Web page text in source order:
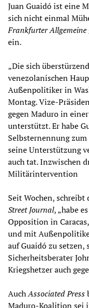
Juan Guaidó ist eine
sich nicht einmal
Frankfurter Allgemeine
ein.
„Die sich
venezolanischen
Außenpolitiker in
Montag. Vize-
gegen Maduro in
unterstützt. Er habe
Selbsternennung
seine Unterstützung
auch tat. Inzwischen
Militärintervention
Seit Wochen,
Street Journal, „habe
Opposition in
und mit
auf Guaidó zu
Sicherheitsberater
Kriegshetzer auch
AuchAssociated Press
Maduro-Koalition sei